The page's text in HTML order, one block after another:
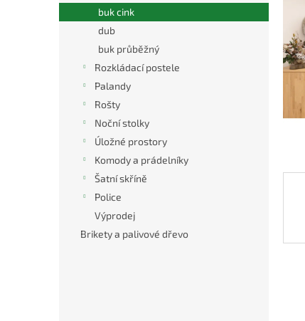
a
buk cink
dub
buk průběžný
Rozkládací postele
Palandy
Rošty
Noční stolky
Úložné prostory
Komody a prádelníky
Šatní skříně
Police
Výprodej
Brikety a palivové dřevo